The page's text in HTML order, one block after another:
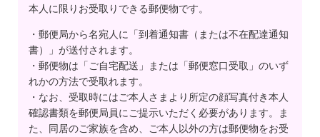
本人に限りお受取りできる郵便物です。
・郵便局から名宛人に「到着通知書（または不在配達通知
書）」が送付されます。
・郵便物は「ご自宅配送」または「郵便窓口受取」のいず
れかの方法で受取れます。
・なお、受取時にはご本人さまより所定の顔写真付き本人
確認書類を郵便局員にご提示いただく必要があります。ま
た、同居のご家族を含め、ご本人以外の方は郵便物をお受